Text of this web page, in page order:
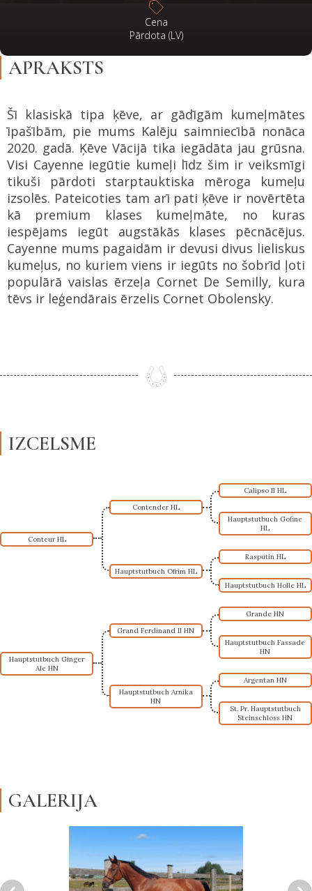
Cena
Pārdota (LV)
APRAKSTS
Šī klasiskā tipa ķēve, ar gādīgām kumeļmātes
īpašībām, pie mums Kalēju saimniecībā nonāca
2020. gadā. Ķēve Vācijā tika iegādāta jau grūsna.
Visi Cayenne iegūtie kumeļi līdz šim ir veiksmīgi
tikuši pārdoti starptauktiska mēroga kumeļu
izsolēs. Pateicoties tam arī pati ķēve ir novērtēta
kā premium klases kumeļmāte, no kuras
iespējams iegūt augstākās klases pēcnācējus.
Cayenne mums pagaidām ir devusi divus lieliskus
kumeļus, no kuriem viens ir iegūts no šobrīd ļoti
populārā vaislas ērzeļa Cornet De Semilly, kura
tēvs ir leģendārais ērzelis Cornet Obolensky.
IZCELSME
Conteur HL
Contender HL
Hauptstutbuch Ofrim HL
Calipso II HL
Hauptstutbuch Gofine
HL
Rasputin HL
Hauptstutbuch Holle HL
Hauptstutbuch Ginger
Ale HN
Grand Ferdinand II HN
Hauptstutbuch Arnika
HN
Grande HN
Hauptstutbuch Fassade
HN
Argentan HN
St. Pr. Hauptstutbuch
Steinschloss HN
GALERIJA